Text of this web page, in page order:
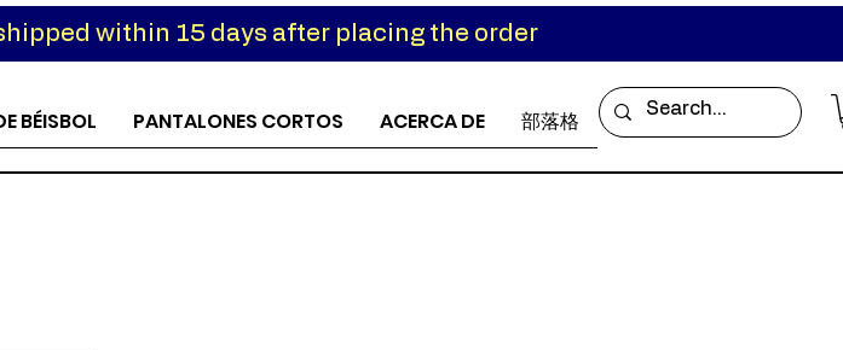
within 15 days after placing the order
BÉISBOL PANTALONES CORTOS ACERCA DE 部落格